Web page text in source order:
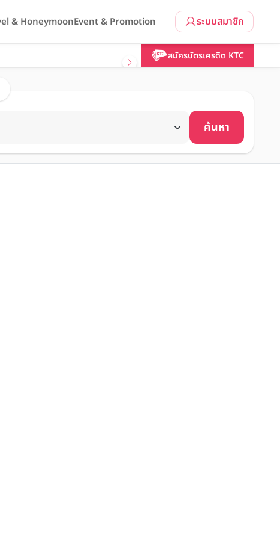
ระบบสมาชิก
& HoneymoonEvent & Promotion
สมัครบัตรเครดิต KTC
ค้นหา